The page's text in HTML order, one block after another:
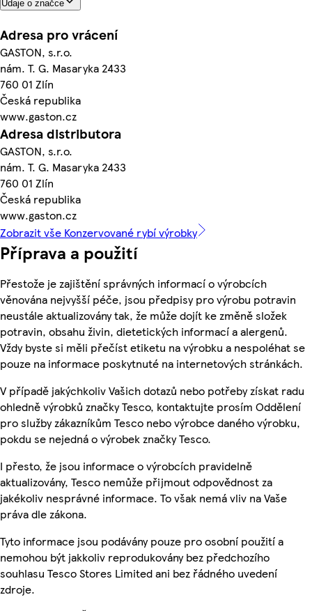
Údaje o značce
Adresa pro vrácení
GASTON, s.r.o.
nám. T. G. Masaryka 2433
760 01 Zlín
Česká republika
www.gaston.cz
Adresa distributora
GASTON, s.r.o.
nám. T. G. Masaryka 2433
760 01 Zlín
Česká republika
www.gaston.cz
Zobrazit vše Konzervované rybí výrobky
Příprava a použití
Přestože je zajištění správných informací o výrobcích
věnována nejvyšší péče, jsou předpisy pro výrobu potravin
neustále aktualizovány tak, že může dojít ke změně složek
potravin, obsahu živin, dietetických informací a alergenů.
Vždy byste si měli přečíst etiketu na výrobku a nespoléhat se
pouze na informace poskytnuté na internetových stránkách.
V případě jakýchkoliv Vašich dotazů nebo potřeby získat radu
ohledně výrobků značky Tesco, kontaktujte prosím Oddělení
pro služby zákazníkům Tesco nebo výrobce daného výrobku,
pokdu se nejedná o výrobek značky Tesco.
I přesto, že jsou informace o výrobcích pravidelně
aktualizovány, Tesco nemůže přijmout odpovědnost za
jakékoliv nesprávné informace. To však nemá vliv na Vaše
práva dle zákona.
Tyto informace jsou podávány pouze pro osobní použití a
nemohou být jakkoliv reprodukovány bez předchozího
souhlasu Tesco Stores Limited ani bez řádného uvedení
zdroje.